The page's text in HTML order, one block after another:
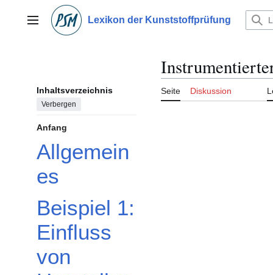
springenHauptmenü Lexikon der Kunststoffprüfung
Inhaltsverzeichnis
Verbergen
Anfang
Allgemein
es
Beispiel 1:
Einfluss
von
Seite Diskussion